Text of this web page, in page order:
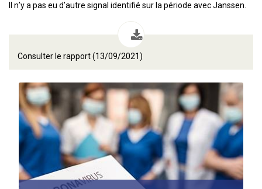
Il n’y a pas eu d’autre signal identifié sur la période avec Janssen.
Consulter le rapport (13/09/2021)